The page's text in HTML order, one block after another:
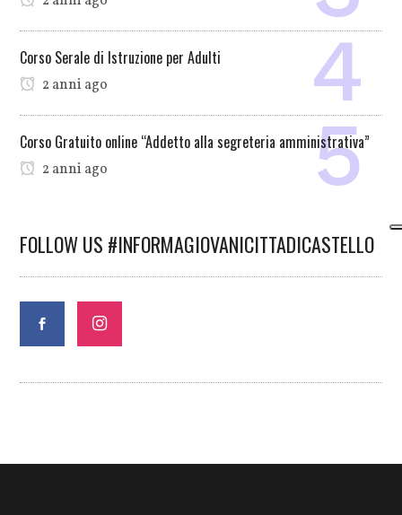
Corso Serale di Istruzione per Adulti
2 anni ago
Corso Gratuito online “Addetto alla segreteria amministrativa”
2 anni ago
FOLLOW US #INFORMAGIOVANICITTADICASTELLO